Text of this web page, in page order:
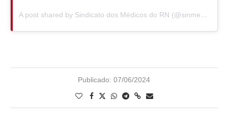
A post shared by Sindicato dos Médicos do RN (@sinmed.rn)
Publicado: 07/06/2024